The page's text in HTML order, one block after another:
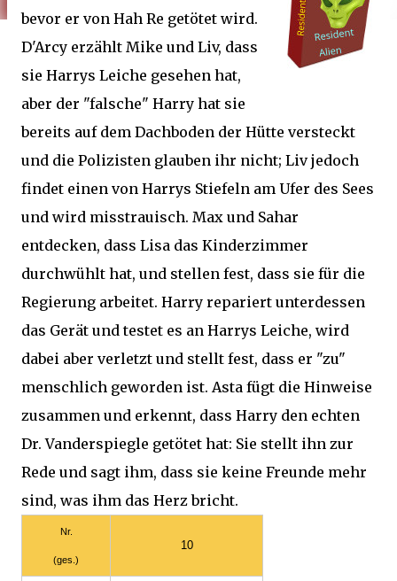
bevor er von Hah Re getötet wird.
D'Arcy erzählt Mike und Liv, dass
sie Harrys Leiche gesehen hat,
aber der "falsche" Harry hat sie
bereits auf dem Dachboden der Hütte versteckt
und die Polizisten glauben ihr nicht; Liv jedoch
findet einen von Harrys Stiefeln am Ufer des Sees
und wird misstrauisch. Max und Sahar
entdecken, dass Lisa das Kinderzimmer
durchwühlt hat, und stellen fest, dass sie für die
Regierung arbeitet. Harry repariert unterdessen
das Gerät und testet es an Harrys Leiche, wird
dabei aber verletzt und stellt fest, dass er "zu"
menschlich geworden ist. Asta fügt die Hinweise
zusammen und erkennt, dass Harry den echten
Dr. Vanderspiegle getötet hat: Sie stellt ihn zur
Rede und sagt ihm, dass sie keine Freunde mehr
sind, was ihm das Herz bricht.
Nr.
(ges.)
10